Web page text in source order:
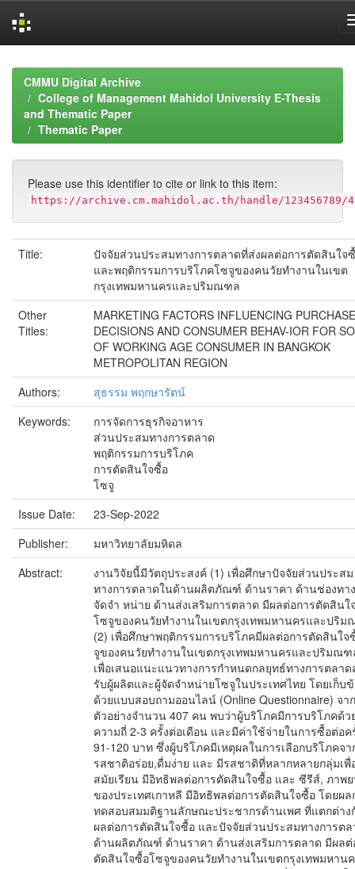
navigationCMMU Digital Archive
College of Management Mahidol University E-Thesis
and Thematic Paper
Thematic Paper
Please use this identifier to cite or link to this item:
https://archive.cm.mahidol.ac.th/handle/123456789/
Title:
ปัจจัยส่วนประสมทางการตลาดที่ส่งผลต่อการตัดสินใจ
และพฤติกรรมการบริโภคโซจูของคนวัยทำงานในเขต
กรุงเทพมหานครและปริมณฑล
Other
Titles:
MARKETING FACTORS INFLUENCING PURCHASE
DECISIONS AND CONSUMER BEHAV-IOR FOR
OF WORKING AGE CONSUMER IN BANGKOK
METROPOLITAN REGION
Authors:
สุธรรม พฤกษารัตน์
Keywords:
การจัดการธุรกิจอาหาร
ส่วนประสมทางการตลาด
พฤติกรรมการบริโภค
การตัดสินใจซื้อ
โซจู
Issue Date:
23-Sep-2022
Publisher:
มหาวิทยาลัยมหิดล
Abstract:
งานวิจัยนี้มีวัตถุประสงค์ (1) เพื่อศึกษาปัจจัยส่วนประสม
ทางการตลาดในด้านผลิตภัณฑ์ ด้านราคา ด้านช่องทา
จัดจำ หน่าย ด้านส่งเสริมการตลาด มีผลต่อการตัดสินใ
โซจูของคนวัยทำงานในเขตกรุงเทพมหานครและปริ
(2) เพื่อศึกษาพฤติกรรมการบริโภคมีผลต่อการตัดสินใจ
จูของคนวัยทำงานในเขตกรุงเทพมหานครและปริมณ
เพื่อเสนอแนะแนวทางการกำหนดกลยุทธ์ทางการตลา
รับผู้ผลิตและผู้จัดจำหน่ายโซจูในประเทศไทย โดยเก็บ
ด้วยแบบสอบถามออนไลน์ (Online Questionnaire) จา
ตัวอย่างจำนวน 407 คน พบว่าผู้บริโภคมีการบริโภคด้ว
ความถี่ 2-3 ครั้งต่อเดือน และมีค่าใช้จ่ายในการซื้อต่อค
91-120 บาท ซึ่งผู้บริโภคมีเหตุผลในการเลือกบริโภคจา
รสชาติอร่อย,ดื่มง่าย และ มีรสชาติที่หลากหลายกลุ่มเพื่
สมัยเรียน มีอิทธิพลต่อการตัดสินใจซื้อ และ ซีรีส์, ภาพ
ของประเทศเกาหลี มีอิทธิพลต่อการตัดสินใจซื้อ โดยผล
ทดสอบสมมติฐานลักษณะประชากรด้านเพศ ที่แตกต่าง
ผลต่อการตัดสินใจซื้อ และปัจจัยส่วนประสมทางการต
ด้านผลิตภัณฑ์ ด้านราคา ด้านส่งเสริมการตลาด มีผลต่
ตัดสินใจซื้อโซจูของคนวัยทำงานในเขตกรุงเทพมหาน